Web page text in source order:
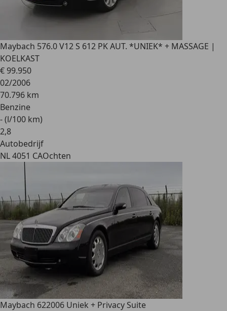
Maybach 576.0 V12 S 612 PK AUT. *UNIEK* + MASSAGE |
KOELKAST
€ 99.950
02/2006
70.796 km
Benzine
- (l/100 km)
2,8
Autobedrijf
NL 4051 CAOchten
Maybach 622006 Uniek + Privacy Suite